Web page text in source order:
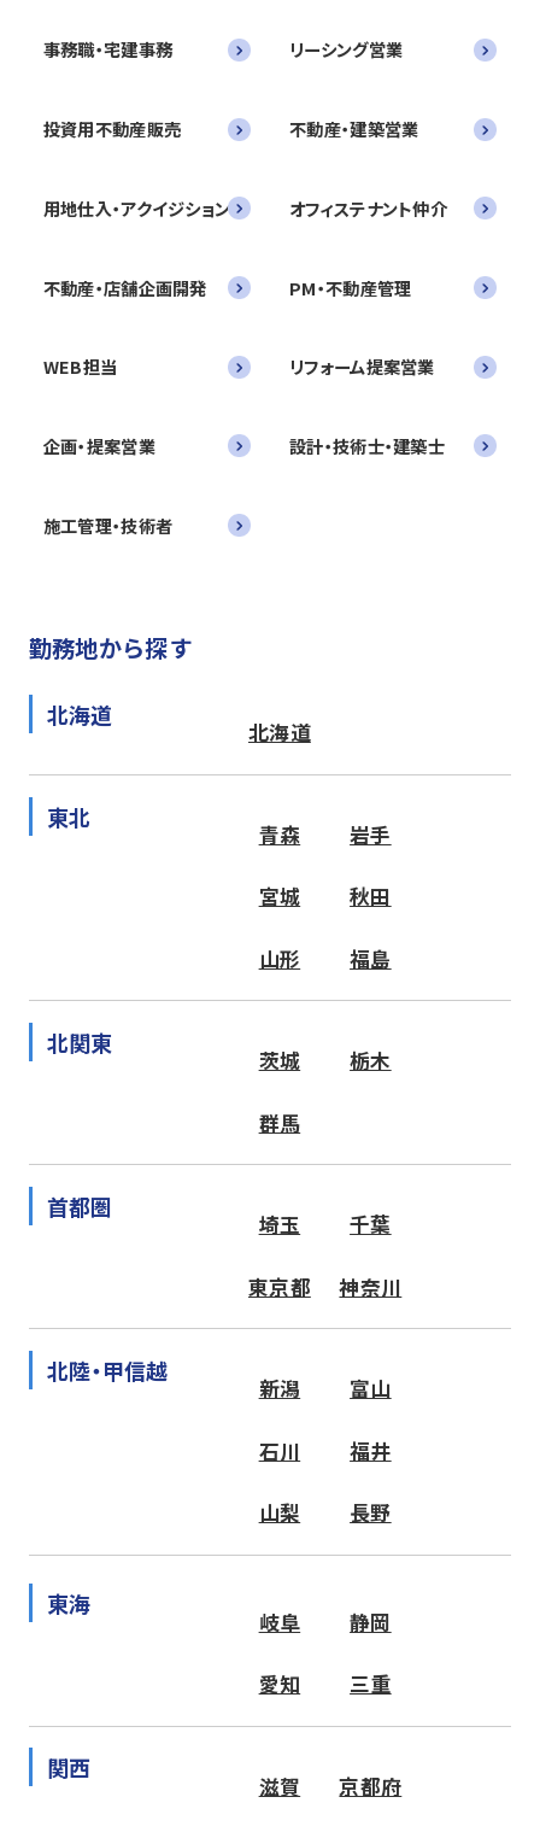
事務職・宅建事務 リーシング営業
投資用不動産販売 不動産・建築営業
用地仕入・アクイジション オフィステナント仲介
不動産・店舗企画開発 PM・不動産管理
WEB担当 リフォーム提案営業
企画・提案営業 設計・技術士・建築士
施工管理・技術者
勤務地から探す
北海道
北海道
東北
青森 岩手
宮城 秋田
山形 福島
北関東
茨城 栃木
群馬
首都圏
埼玉 千葉
東京都 神奈川
北陸・甲信越
新潟 富山
石川 福井
山梨 長野
東海
岐阜 静岡
愛知 三重
関西
滋賀 京都府